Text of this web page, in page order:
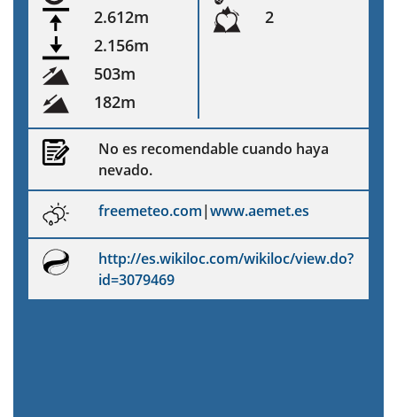
2.612m
2.156m
503m
182m
2
No es recomendable cuando haya
nevado.
freemeteo.com|www.aemet.es
http://es.wikiloc.com/wikiloc/view.do?
id=3079469